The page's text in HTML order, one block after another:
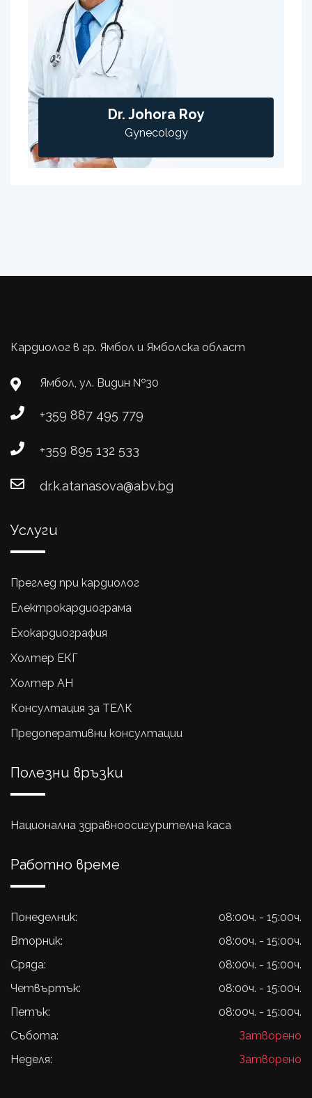
Dr. Johora Roy
Gynecology
Кардиолог в гр. Ямбол и Ямболска област
Ямбол, ул. Видин №30
+359 887 495 779
+359 895 132 533
dr.k.atanasova@abv.bg
Услуги
Преглед при кардиолог
Електрокардиограма
Ехокардиография
Холтер ЕКГ
Холтер АН
Консултация за ТЕЛК
Предоперативни консултации
Полезни връзки
Национална здравноосигурителна каса
Работно време
Понеделник:
08:00ч. - 15:00ч.
Вторник:
08:00ч. - 15:00ч.
Сряда:
08:00ч. - 15:00ч.
Четвъртък:
08:00ч. - 15:00ч.
Петък:
08:00ч. - 15:00ч.
Събота:
Затворено
Неделя:
Затворено